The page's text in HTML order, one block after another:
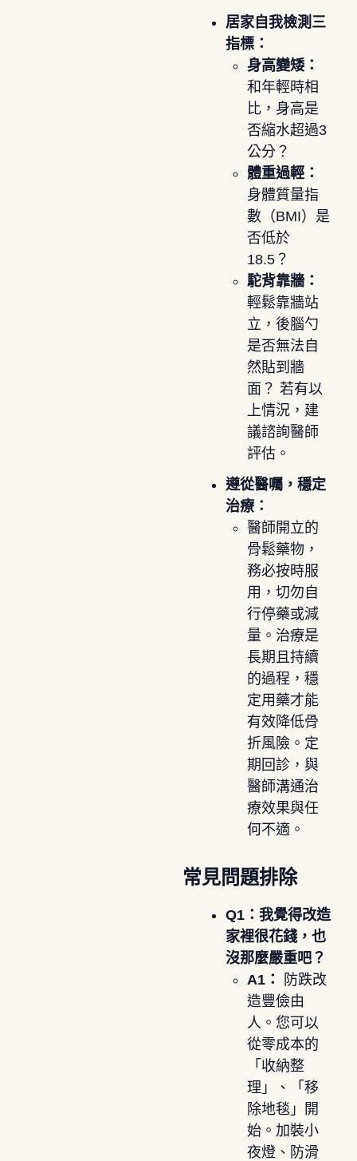
居家自我檢測三
指標：
身高變矮：
和年輕時相
比，身高是
否縮水超過3
公分？
體重過輕：
身體質量指
數（BMI）是
否低於
18.5？
駝背靠牆：
輕鬆靠牆站
立，後腦勺
是否無法自
然貼到牆
面？ 若有以
上情況，建
議諮詢醫師
評估。
遵從醫囑，穩定
治療：
醫師開立的
骨鬆藥物，
務必按時服
用，切勿自
行停藥或減
量。治療是
長期且持續
的過程，穩
定用藥才能
有效降低骨
折風險。定
期回診，與
醫師溝通治
療效果與任
何不適。
常見問題排除
Q1：我覺得改造
家裡很花錢，也
沒那麼嚴重吧？
A1：
防跌改
造豐儉由
人。您可以
從零成本的
「收納整
理」、「移
除地毯」開
始。加裝小
夜燈、防滑